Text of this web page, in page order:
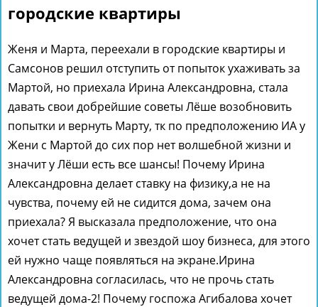
городские квартиры
Женя и Марта, переехали в городские квартиры и
Самсонов решил отступить от попыток ухаживать за
Мартой, но приехала Ирина Александровна, стала
давать свои добрейшие советы Лёше возобновить
попытки и вернуть Марту, тк по предположению ИА у
Жени с Мартой до сих пор нет волшебной жизни и
значит у Лёши есть все шансы! Почему Ирина
Александровна делает ставку на физику,а не на
чувства, почему ей не сидится дома, зачем она
приехала? Я высказала предположение, что она
хочет стать ведущей и звездой шоу бизнеса, для этого
ей нужно чаще появляться на экране.Ирина
Александровна согласилась, что не прочь стать
ведущей дома-2! Почему госпожа Агибалова хочет